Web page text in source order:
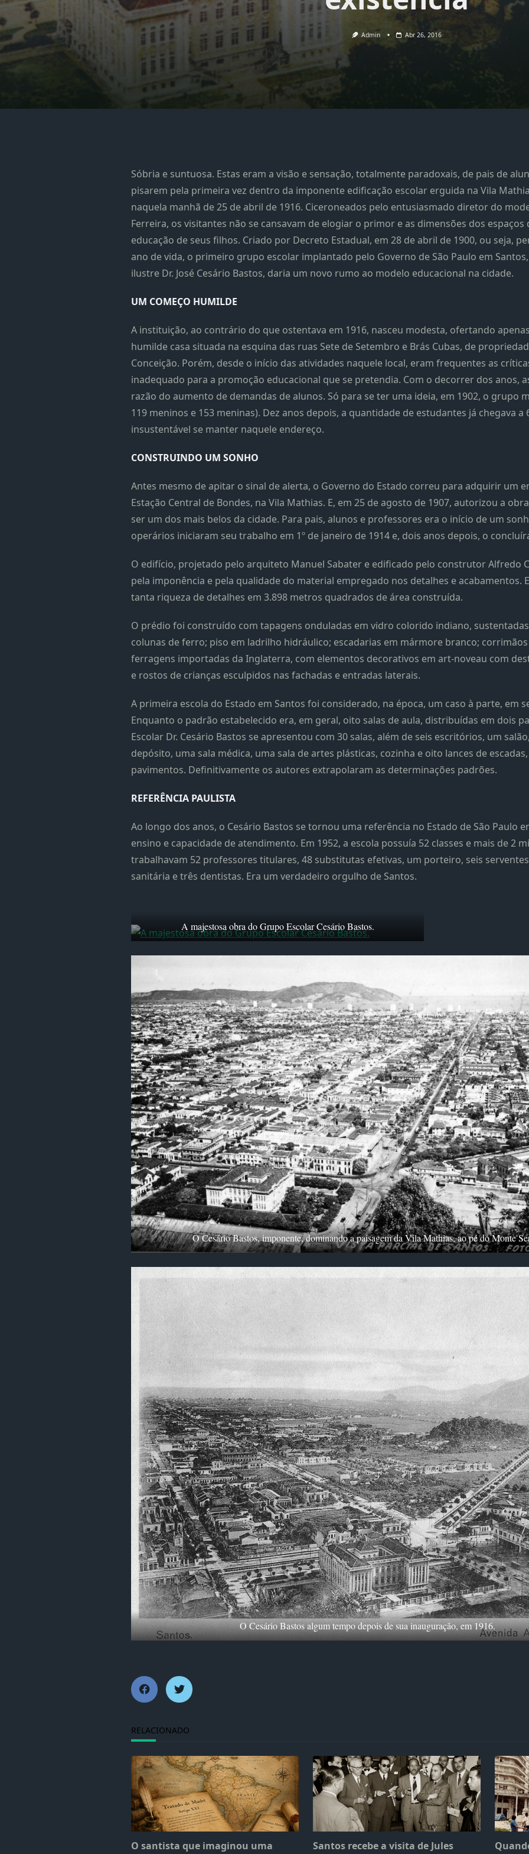
Admin Abr 26, 2016
Sóbria e suntuosa. Estas eram a visão e sensação, totalmente paradoxais, de pais de
pisarem pela primeira vez dentro da imponente edificação escolar erguida na Vila
naquela manhã de 25 de abril de 1916. Ciceroneados pelo entusiasmado diretor do
Ferreira, os visitantes não se cansavam de elogiar o primor e as dimensões dos
educação de seus filhos. Criado por Decreto Estadual, em 28 de abril de 1900, ou seja,
ano de vida, o primeiro grupo escolar implantado pelo Governo de São Paulo em
ilustre Dr. José Cesário Bastos, daria um novo rumo ao modelo educacional na cidade.
UM COMEÇO HUMILDE
A instituição, ao contrário do que ostentava em 1916, nasceu modesta, ofertando
humilde casa situada na esquina das ruas Sete de Setembro e Brás Cubas, de
Conceição. Porém, desde o início das atividades naquele local, eram frequentes as
inadequado para a promoção educacional que se pretendia. Com o decorrer dos anos,
razão do aumento de demandas de alunos. Só para se ter uma ideia, em 1902, o grupo
119 meninos e 153 meninas). Dez anos depois, a quantidade de estudantes já chegava a
insustentável se manter naquele endereço.
CONSTRUINDO UM SONHO
Antes mesmo de apitar o sinal de alerta, o Governo do Estado correu para adquirir um
Estação Central de Bondes, na Vila Mathias. E, em 25 de agosto de 1907, autorizou a
ser um dos mais belos da cidade. Para pais, alunos e professores era o início de um
operários iniciaram seu trabalho em 1º de janeiro de 1914 e, dois anos depois, o
O edifício, projetado pelo arquiteto Manuel Sabater e edificado pelo construtor Alfredo
pela imponência e pela qualidade do material empregado nos detalhes e acabamentos.
tanta riqueza de detalhes em 3.898 metros quadrados de área construída.
O prédio foi construído com tapagens onduladas em vidro colorido indiano,
colunas de ferro; piso em ladrilho hidráulico; escadarias em mármore branco;
ferragens importadas da Inglaterra, com elementos decorativos em art-noveau com
e rostos de crianças esculpidos nas fachadas e entradas laterais.
A primeira escola do Estado em Santos foi considerado, na época, um caso à parte, em
Enquanto o padrão estabelecido era, em geral, oito salas de aula, distribuídas em dois
Escolar Dr. Cesário Bastos se apresentou com 30 salas, além de seis escritórios, um
depósito, uma sala médica, uma sala de artes plásticas, cozinha e oito lances de
pavimentos. Definitivamente os autores extrapolaram as determinações padrões.
REFERÊNCIA PAULISTA
Ao longo dos anos, o Cesário Bastos se tornou uma referência no Estado de São Paulo
ensino e capacidade de atendimento. Em 1952, a escola possuía 52 classes e mais de 2
trabalhavam 52 professores titulares, 48 substitutas efetivas, um porteiro, seis
sanitária e três dentistas. Era um verdadeiro orgulho de Santos.
A majestosa obra do Grupo Escolar Cesário Bastos.
O Cesário Bastos, imponente, dominando a paisagem da Vila Mathias, ao pé do Monte
O Cesário Bastos algum tempo depois de sua inauguração, em 1916.
RELACIONADO
O santista que imaginou uma
Santos recebe a visita de Jules